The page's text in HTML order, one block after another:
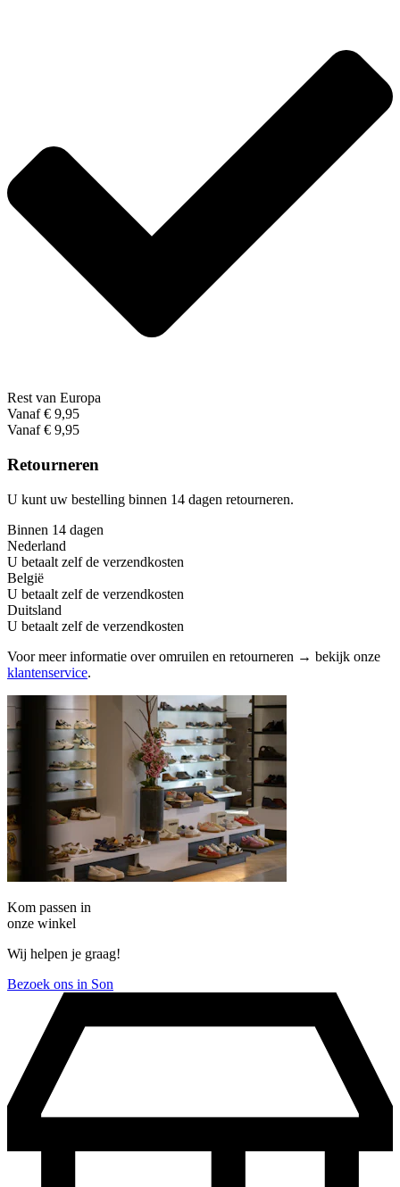
Rest van Europa
Vanaf € 9,95
Vanaf € 9,95
Retourneren
U kunt uw bestelling binnen 14 dagen retourneren.
Binnen 14 dagen
Nederland
U betaalt zelf de verzendkosten
België
U betaalt zelf de verzendkosten
Duitsland
U betaalt zelf de verzendkosten
Voor meer informatie over omruilen en retourneren → bekijk onze
klantenservice.
Kom passen in
onze winkel
Wij helpen je graag!
Bezoek ons in Son